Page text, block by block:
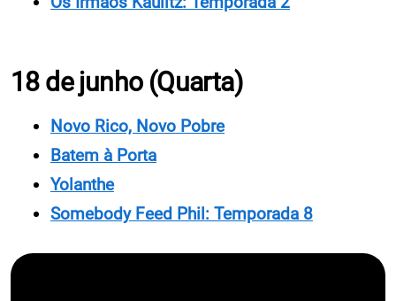
18 de junho (Quarta)
Novo Rico, Novo Pobre
Batem à Porta
Yolanthe
Somebody Feed Phil: Temporada 8